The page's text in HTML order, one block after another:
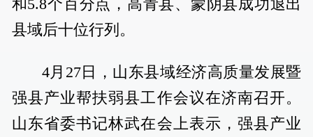
和5.8个百分点，高青县、蒙阴县成功退出
县域后十位行列。
4月27日，山东县域经济高质量发展暨
强县产业帮扶弱县工作会议在济南召开。
山东省委书记林武在会上表示，强县产业